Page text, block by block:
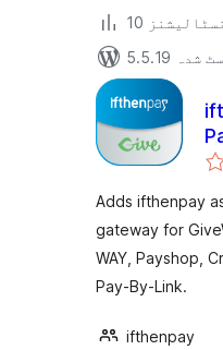
شدہ
Adds ifthenpay
gateway for
WAY, Payshop,
Pay-By-Link.
ifthenpay